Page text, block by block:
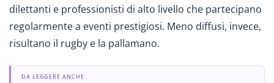
dilettanti e professionisti di alto livello che partecipano
regolarmente a eventi prestigiosi. Meno diffusi, invece,
risultano il rugby e la pallamano.
DA LEGGERE ANCHE